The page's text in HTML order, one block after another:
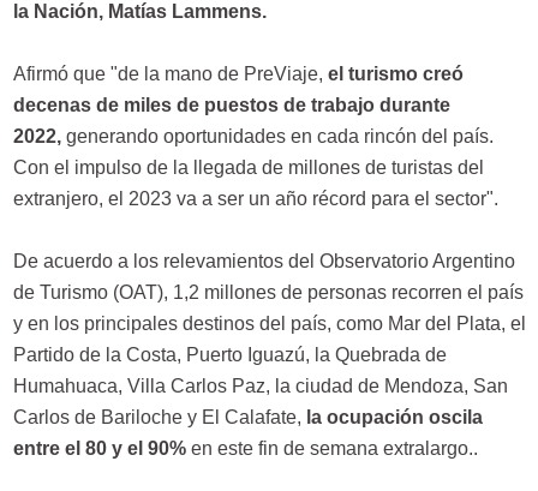
la Nación, Matías Lammens.
Afirmó que "de la mano de PreViaje, el turismo creó
decenas de miles de puestos de trabajo durante
2022,generando oportunidades en cada rincón del país.
Con el impulso de la llegada de millones de turistas del
extranjero, el 2023 va a ser un año récord para el sector".
De acuerdo a los relevamientos del Observatorio Argentino
de Turismo (OAT), 1,2 millones de personas recorren el país
y en los principales destinos del país, como Mar del Plata, el
Partido de la Costa, Puerto Iguazú, la Quebrada de
Humahuaca, Villa Carlos Paz, la ciudad de Mendoza, San
Carlos de Bariloche y El Calafate, la ocupación oscila
entre el 80 y el 90%en este fin de semana extralargo..